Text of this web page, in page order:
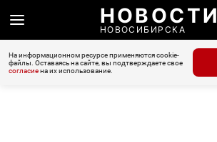
НОВОСТИ
НОВОСИБИРСКА
На информационном ресурсе применяются cookie-
файлы. Оставаясь на сайте, вы подтверждаете свое
согласиена их использование.